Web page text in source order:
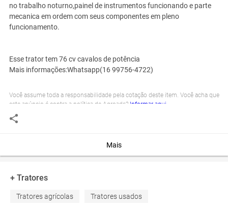
no trabalho noturno,painel de instrumentos funcionando e parte
mecanica em ordem com seus componentes em pleno
funcionamento.
Esse trator tem 76 cv cavalos de potência
Mais informações:Whatsapp(16 99756-4722)
Você assume toda a responsabilidade pela cotação deste item. Você acha que
este anúncio é contra a política de Agroads? Informar aqui
Mais
+ Tratores
Tratores agrícolas Tratores usados